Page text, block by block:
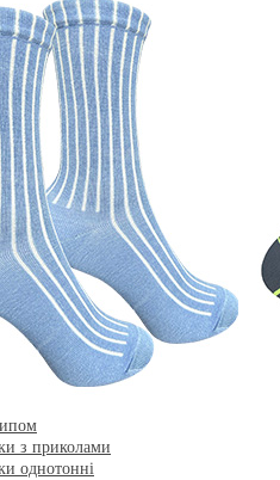
з приколами
однотонні